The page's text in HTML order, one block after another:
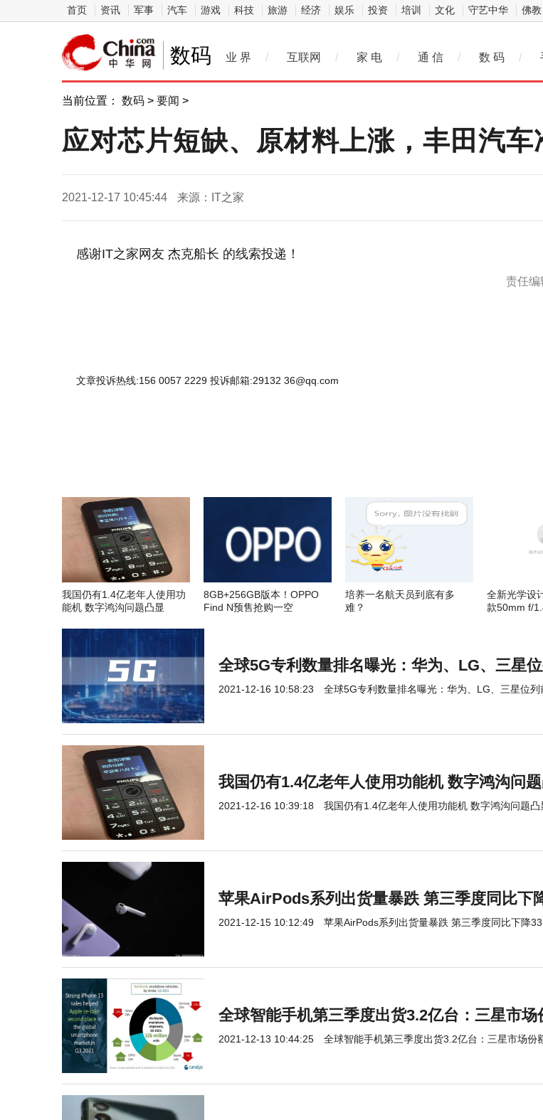
首页 资讯 军事 汽车 游戏 科技 旅游 经济 娱乐 投资 培训 文化 守艺中华 佛教
数码 业 界 / 互联网 / 家 电 / 通 信 / 数 码 /
当前位置： 数码 > 要闻 >
应对芯片短缺、原材料上涨，丰田汽
2021-12-17 10:45:44 来源：IT之家
感谢IT之家网友 杰克船长 的线索投递！
责任编
文章投诉热线:156 0057 2229 投诉邮箱:29132 36@qq.com
我国仍有1.4亿老年人使用功
能机 数字鸿沟问题凸显
8GB+256GB版本！OPPO
Find N预售抢购一空
培养一名航天员到底有多
难？
全新光学设
款50mm f/
全球5G专利数量排名曝光：华为、LG、三星
2021-12-16 10:58:23 全球5G专利数量排名曝光：华为、LG、三星位列
我国仍有1.4亿老年人使用功能机 数字鸿沟问
2021-12-16 10:39:18 我国仍有1.4亿老年人使用功能机 数字鸿沟问题凸
苹果AirPods系列出货量暴跌 第三季度同比下
2021-12-15 10:12:49 苹果AirPods系列出货量暴跌 第三季度同比下降
全球智能手机第三季度出货3.2亿台：三星市场
2021-12-13 10:44:25 全球智能手机第三季度出货3.2亿台：三星市场份